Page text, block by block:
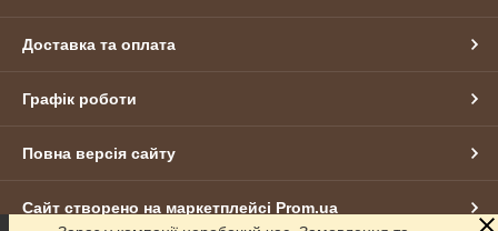
Доставка та оплата
Графік роботи
Повна версія сайту
Сайт створено на маркетплейсі Prom.ua